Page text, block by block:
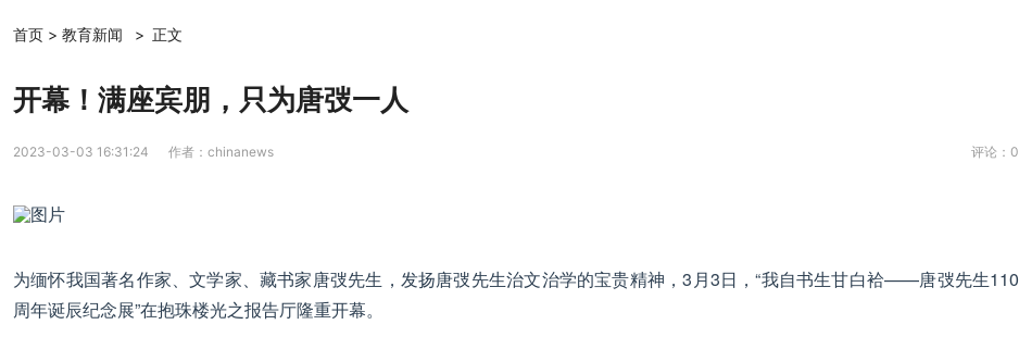
首页 > 教育新闻 > 正文
开幕！满座宾朋，只为唐弢一人
2023-03-03 16:31:24 作者：chinanews 评论：0
为缅怀我国著名作家、文学家、藏书家唐弢先生，发扬唐弢先生治文治学的宝贵精神，3月3日，“我自书生甘白袷——唐弢先生110
周年诞辰纪念展”在抱珠楼光之报告厅隆重开幕。